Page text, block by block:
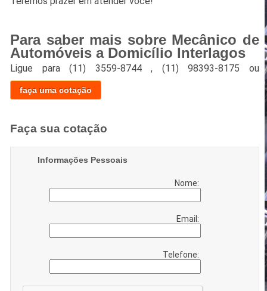
Para saber mais sobre Mecânico de
Automóveis a Domicílio Interlagos
Ligue para(11) 3559-8744 , (11) 98393-8175 ou
faça uma cotação
Faça sua cotação
Informações Pessoais
Nome:
Email:
Telefone: